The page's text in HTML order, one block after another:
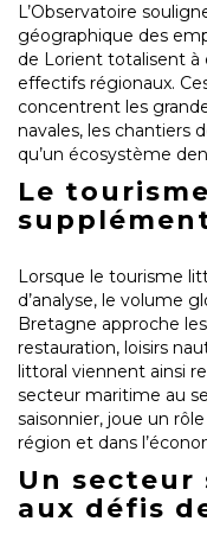
L’Observatoire
géographique des
de Lorient totalisent à
effectifs régionaux.
concentrent les
navales, les chantiers
qu’un écosystème
Le
Lorsque le tourisme
d’analyse, le volume
Bretagne approche
restauration, loisirs
littoral viennent ainsi
secteur maritime au
saisonnier, joue un
région et dans
Un
aux défis